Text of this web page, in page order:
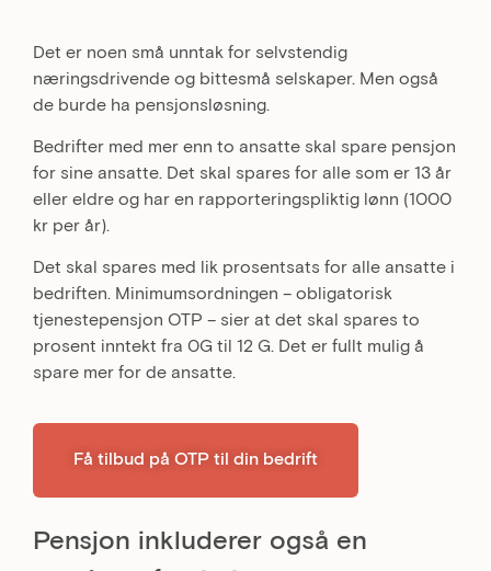
Det er noen små unntak for selvstendig
næringsdrivende og bittesmå selskaper. Men også
de burde ha pensjonsløsning.
Bedrifter med mer enn to ansatte skal spare pensjon
for sine ansatte. Det skal spares for alle som er 13 år
eller eldre og har en rapporteringspliktig lønn (1000
kr per år).
Det skal spares med lik prosentsats for alle ansatte i
bedriften. Minimumsordningen – obligatorisk
tjenestepensjon OTP – sier at det skal spares to
prosent inntekt fra 0G til 12 G. Det er fullt mulig å
spare mer for de ansatte.
Få tilbud på OTP til din bedrift
Pensjon inkluderer også en